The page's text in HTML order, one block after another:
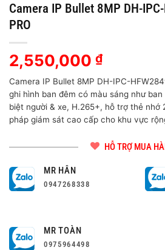
Camera IP Bullet 8MP DH-
PRO
2,550,000 ₫
Camera IP Bullet 8MP DH-IPC-
ghi hình ban đêm có màu sáng như
biệt người & xe, H.265+, hỗ trợ thẻ nhớ
pháp giám sát cao cấp cho khu vực
HỖ TRỢ MUA
MR HÂN
0947268338
MR TOÀN
0975964498